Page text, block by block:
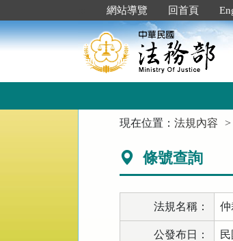
到
主
要
網站導覽 回首頁
現在位置：法規內容
條號查詢
法規名稱： 仲
公發布日：